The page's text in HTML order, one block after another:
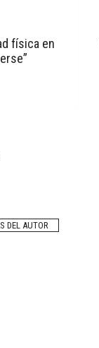
física en
DEL AUTOR